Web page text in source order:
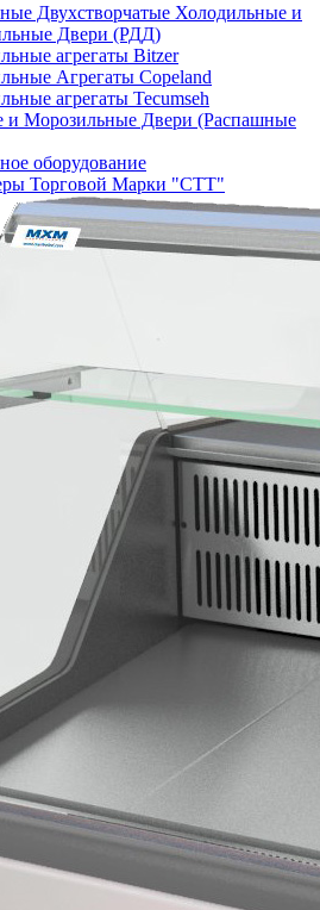
Двухстворчатые Холодильные и
Двери (РДД)
агрегаты Bitzer
Агрегаты Copeland
агрегаты Tecumseh
и Морозильные Двери (Распашные
оборудование
Торговой Марки "СТТ"